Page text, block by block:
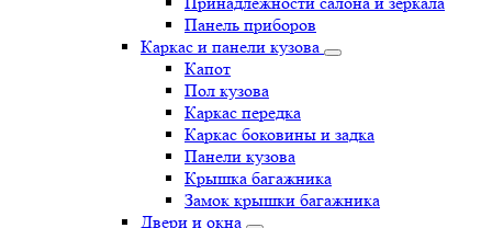
Панель приборов
Каркас и панели кузова
Капот
Пол кузова
Каркас передка
Каркас боковины и задка
Панели кузова
Крышка багажника
Замок крышки багажника
Двери и окна